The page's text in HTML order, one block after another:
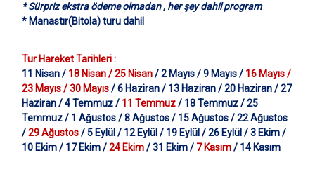
* Sürpriz ekstra ödeme olmadan , her şey dahil program
* Manastır(Bitola) turu dahil
Tur Hareket Tarihleri :
11 Nisan / 18 Nisan / 25 Nisan/ 2 Mayıs / 9 Mayıs / 16 Mayıs /
23 Mayıs / 30 Mayıs/ 6 Haziran / 13 Haziran / 20 Haziran / 27
Haziran / 4 Temmuz / 11 Temmuz/ 18 Temmuz / 25
Temmuz / 1 Ağustos / 8 Ağustos / 15 Ağustos / 22 Ağustos
/29 Ağustos/ 5 Eylül / 12 Eylül / 19 Eylül / 26 Eylül / 3 Ekim /
10 Ekim / 17 Ekim /24 Ekim/ 31 Ekim / 7 Kasım/ 14 Kasım